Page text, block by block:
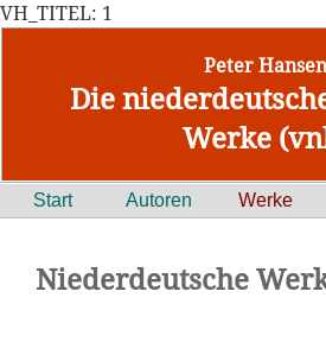
VH_TITEL: 1
Peter Hansen
Die
Werke
Start Autoren Werke
Niederdeutsche